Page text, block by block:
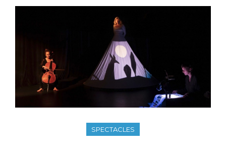
SPECTACLES